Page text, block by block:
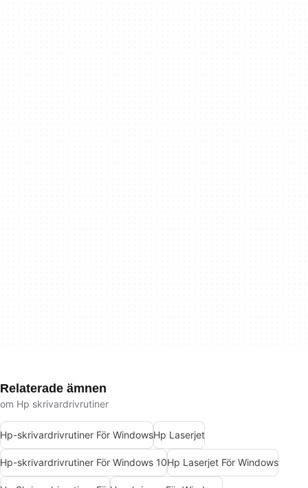
Relaterade ämnen
om Hp skrivardrivrutiner
Hp-skrivardrivrutiner För WindowsHp Laserjet
Hp-skrivardrivrutiner För Windows 10Hp Laserjet För Windows